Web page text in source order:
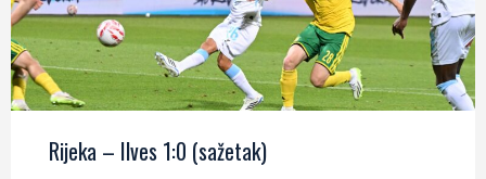
Rijeka – Ilves 1:0 (sažetak)